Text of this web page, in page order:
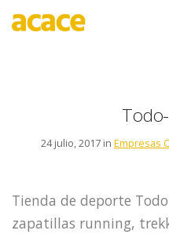
24 julio, 2017 in Empresas
Tienda de deporte
zapatillas running,